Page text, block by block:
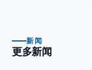
新闻
更多新闻